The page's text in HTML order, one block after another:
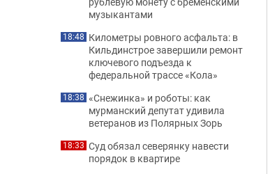
музыкантами
18:48 Километры ровного асфальта: в
Кильдинстрое завершили ремонт
ключевого подъезда к
федеральной трассе «Кола»
18:38 «Снежинка» и роботы: как
мурманский депутат удивила
ветеранов из Полярных Зорь
18:33 Суд обязал северянку навести
порядок в квартире